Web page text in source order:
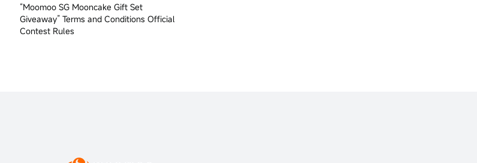
“Moomoo SG Mooncake Gift Set
Giveaway” Terms and Conditions Official
Contest Rules